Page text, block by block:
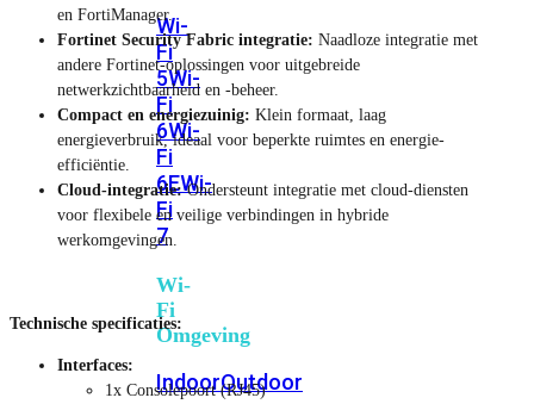
Wi-
Fi
5Wi-
Fi
6Wi-
Fi
6EWi-
Fi
7
Wi-
Fi
Omgeving
IndoorOutdoor
en FortiManager.
Fortinet Security Fabric integratie: Naadloze integratie met
andere Fortinet-oplossingen voor uitgebreide
netwerkzichtbaarheid en -beheer.
Compact en energiezuinig: Klein formaat, laag
energieverbruik, ideaal voor beperkte ruimtes en energie-
efficiëntie.
Cloud-integratie:Ondersteunt integratie met cloud-diensten
voor flexibele en veilige verbindingen in hybride
werkomgevingen.
Technische specificaties:
Interfaces:
1x Consolepoort (RJ45)